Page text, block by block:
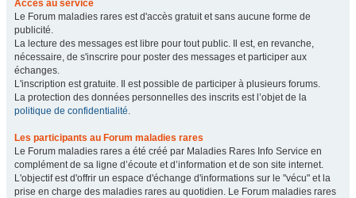
Accès au service
Le Forum maladies rares est d'accès gratuit et sans aucune forme de
publicité.
La lecture des messages est libre pour tout public. Il est, en revanche,
nécessaire, de s'inscrire pour poster des messages et participer aux
échanges.
L'inscription est gratuite. Il est possible de participer à plusieurs forums.
La protection des données personnelles des inscrits est l’objet de la
politique de confidentialité.
Les participants au Forum maladies rares
Le Forum maladies rares a été créé par Maladies Rares Info Service en
complément de sa ligne d’écoute et d’information et de son site internet.
L'objectif est d'offrir un espace d'échange d'informations sur le "vécu" et la
prise en charge des maladies rares au quotidien. Le Forum maladies rares